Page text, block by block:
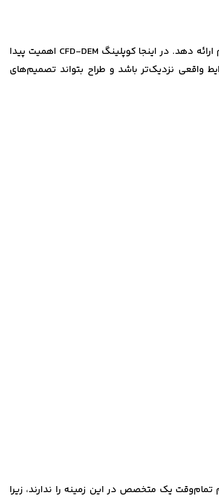
بسیاری از فرآیندهای صنعتی به صورت همزمان شامل ذرات و سیال هستند. تحلیل جداگانه‌ی سیال یا ذرات نمی‌تواند تصویر دقیقی از کل سیستم ارائه دهد. در اینجا کوپلینگ CFD-DEM اهمیت پیدا
واقعی نزدیک‌تر باشد و طراح بتواند تصمیم‌های
یک متخصص در این زمینه را ندارند، زیرا